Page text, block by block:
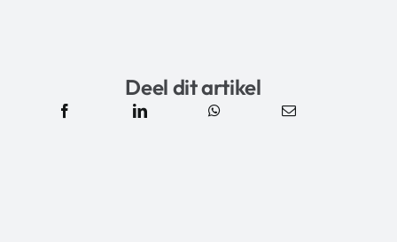
Deel dit artikel